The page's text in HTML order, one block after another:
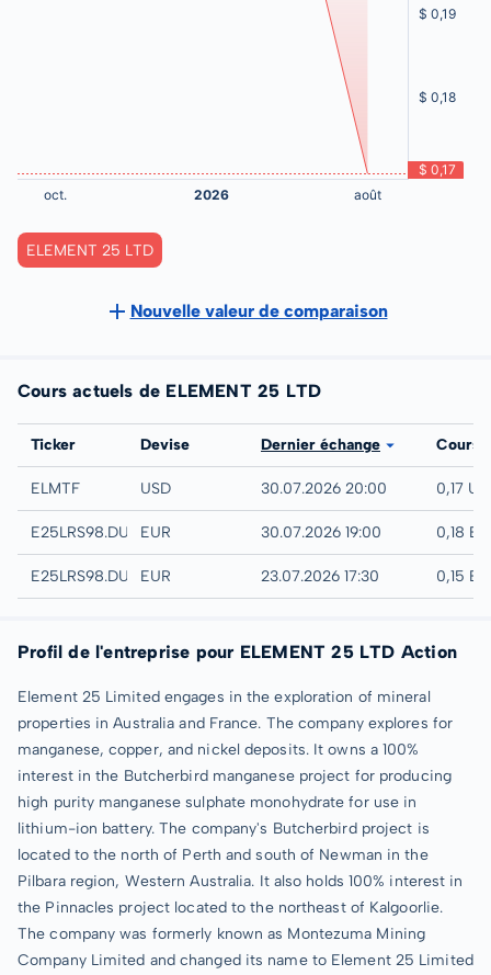
ELEMENT 25 LTD
Nouvelle valeur de comparaison
Cours actuels de ELEMENT 25 LTD
Bourse
Ticker Devise Dernier échange Cours
UTC
ELMTF USD 30.07.2026 20:00 0,17
Quotrix
E25LRS98.DUSDEUR 30.07.2026 19:00 0,18
Düsseldorf
E25LRS98.DUSBEUR 23.07.2026 17:30 0,15
Profil de l'entreprise pour ELEMENT 25 LTD Action
Element 25 Limited engages in the exploration of mineral
properties in Australia and France. The company explores for
manganese, copper, and nickel deposits. It owns a 100%
interest in the Butcherbird manganese project for producing
high purity manganese sulphate monohydrate for use in
lithium-ion battery. The company's Butcherbird project is
located to the north of Perth and south of Newman in the
Pilbara region, Western Australia. It also holds 100% interest in
the Pinnacles project located to the northeast of Kalgoorlie.
The company was formerly known as Montezuma Mining
Company Limited and changed its name to Element 25 Limited